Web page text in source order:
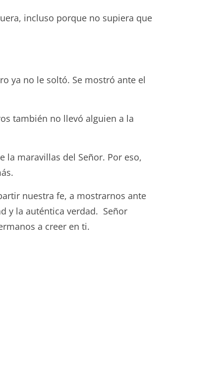
incluso porque no supiera que
ya no le soltó. Se mostró ante el
también no llevó alguien a la
maravillas del Señor. Por eso,
nuestra fe, a mostrarnos ante
y la auténtica verdad. Señor
a creer en ti.